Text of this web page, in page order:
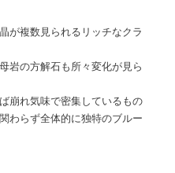
が複数見られるリッチなクラ
岩の方解石も所々変化が見ら
崩れ気味で密集しているもの
わらず全体的に独特のブルー